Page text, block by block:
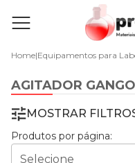
Home|Equipamentos para
AGITADOR
MOSTRAR
Produtos por página: